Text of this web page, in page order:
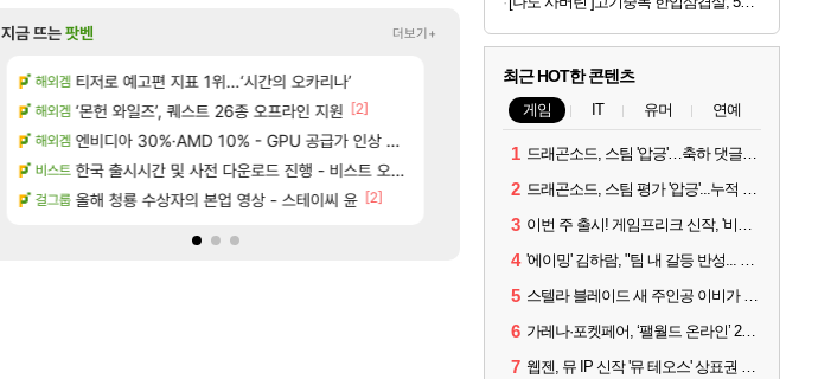
로아 ㅇㅂ) 로사단: 아니 퍼클팟 너무 심하네 예의가 없어(?)
로아 우주최초 보스가 낙사하는 게임 [94]
검은사막 (추가) 이건 어떻게 해석해야 되나 [39]
로아 ㅇㅂ) 실시간 갱쥰 전투머리 염색 ㅋㅋㅋㅋㅋㅋㅋㅋㅋㅋㅋㅋㅋ
[45]
로아 ㅇㅂ) 쫀지 채팅창 ㅋㅋㅋㅋㅋㅋㅋㅋㅋㅋㅋ [45]
쫀지 실시간 [40]
와 퍼클나왔당
[61]
완갑 이새끼 뭐임? [33]
지금 뜨는팟벤 더보기+
해외겜 티저로 예고편 지표 1위…‘시간의 오카리나’
해외겜 ‘몬헌 와일즈’, 퀘스트 26종 오프라인 지원 [2]
해외겜 엔비디아 30%·AMD 10% - GPU 공급가 인상 보도
비스트 한국 출시시간 및 사전 다운로드 진행 - 비스트 오브 리인카네이션
걸그룹 올해 청룡 수상자의 본업 영상 - 스테이씨 윤 [2]
샘웨의 CBT 리뷰 '전투빼고 1등급'
붉은장미 히든처형 있는거 알고 있었음?
섭컬겜 라이자 AI 채팅 RPG 게임 [RyzaChat: AI]
최근 HOT한 콘텐츠
게임 IT 유머 연예
1 드래곤소드, 스팀 '압긍'…축하 댓글 달고 게임 코드 받자!
2 드래곤소드, 스팀 평가 '압긍'...누적 판매량 20만장 돌파
3 이번 주 출시! 게임프리크 신작, '비스트 오브 리인카네이션'
4 '에이밍' 김하람, "팀 내 갈등 반성... 끝까지 뛰고 싶었다"
5 스텔라 블레이드 새 주인공 이비가 부릅니다, 'Wanna be in LOVE' 뮤비 공개
6 가레나·포켓페어, ‘팰월드 온라인’ 2026년 출시 예고
7 웹젠, 뮤 IP 신작 '뮤 테오스' 상표권 출원